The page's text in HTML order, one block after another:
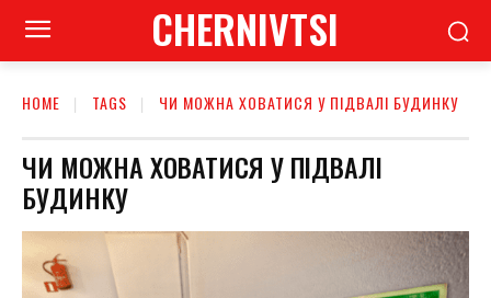
CHERNIVTSI
HOME TAGS ЧИ МОЖНА ХОВАТИСЯ У ПІДВАЛІ БУДИНКУ
ЧИ МОЖНА ХОВАТИСЯ У ПІДВАЛІ
БУДИНКУ